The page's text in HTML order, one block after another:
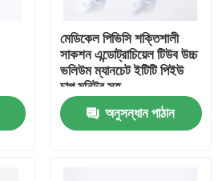
মেডিকেল পিভিসি শক্তিশালী
সাকশন এন্ডোট্রাচিয়েল টিউব উচ্চ
ভলিউম ম্যানচেট ইটিটি পিইউ
চাপ মনিটর সহ
অনুসন্ধান পাঠান